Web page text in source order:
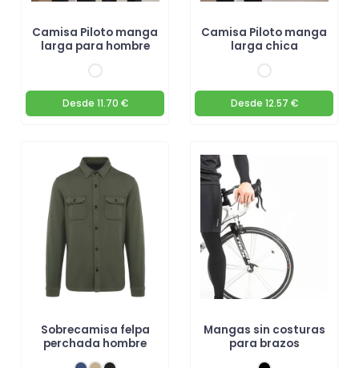
Camisa Piloto manga
larga para hombre
Desde 11.70 €
Camisa Piloto manga
larga chica
Desde 12.57 €
Sobrecamisa felpa
perchada hombre
Mangas sin costuras
para brazos